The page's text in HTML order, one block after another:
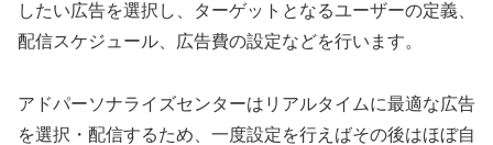
したい広告を選択し、ターゲットとなるユーザーの定義、
配信スケジュール、広告費の設定などを行います。
アドパーソナライズセンターはリアルタイムに最適な広告
を選択・配信するため、一度設定を行えばその後はほぼ自